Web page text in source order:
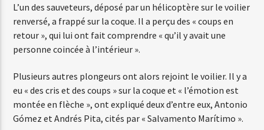
L’un des sauveteurs, déposé par un hélicoptère sur le voilier
renversé, a frappé sur la coque. Il a perçu des « coups en
retour », qui lui ont fait comprendre « qu’il y avait une
personne coincée à l’intérieur ».
Plusieurs autres plongeurs ont alors rejoint le voilier. Il y a
eu « des cris et des coups » sur la coque et « l’émotion est
montée en flèche », ont expliqué deux d’entre eux, Antonio
Gómez et Andrés Pita, cités par « Salvamento Marítimo ».